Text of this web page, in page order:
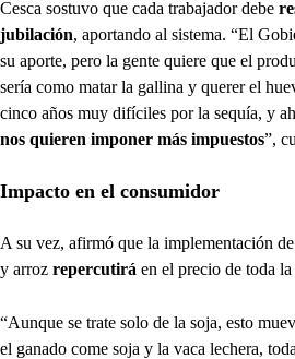
Cesca sostuvo que cada trabajador debe
jubilación, aportando al sistema. “El
su aporte, pero la gente quiere que el
sería como matar la gallina y querer el
cinco años muy difíciles por la sequía, y
nos quieren imponer más impuestos”,
Impacto en el consumidor
A su vez, afirmó que la implementación
y arroz repercutirá en el precio de toda la
“Aunque se trate solo de la soja, esto
el ganado come soja y la vaca lechera,